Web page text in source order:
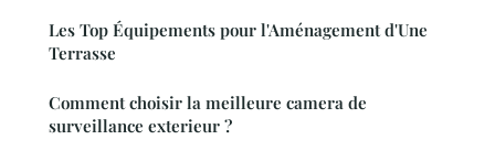
Les Top Équipements pour l'Aménagement d'Une
Terrasse
Comment choisir la meilleure camera de
surveillance exterieur ?